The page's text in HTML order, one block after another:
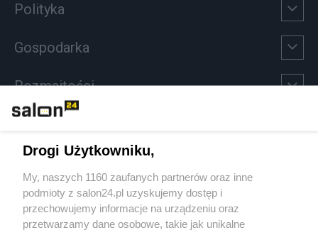
Polityka
Gospodarka
Rozmaitości
Sport
Społeczeństwo
Drogi Użytkowniku,
My, naszych 1160 zaufanych partnerów oraz inne
podmioty z salon24.pl uzyskujemy dostęp i
przechowujemy informacje na urządzeniu oraz
przetwarzamy dane osobowe, takie jak unikalne